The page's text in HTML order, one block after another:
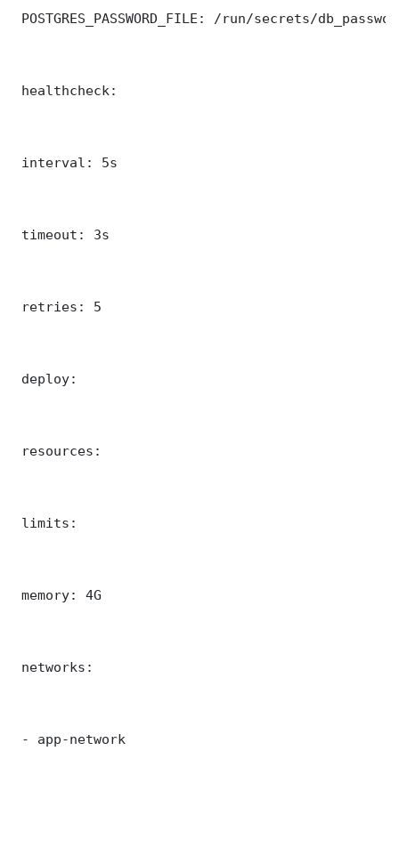
POSTGRES_PASSWORD_FILE: /run/secrets/
healthcheck:
interval: 5s
timeout: 3s
retries: 5
deploy:
resources:
limits:
memory: 4G
networks:
- app-network